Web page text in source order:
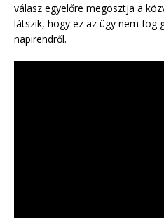
válasz egyelőre megosztja a
látszik, hogy ez az ügy nem fog
napirendről.